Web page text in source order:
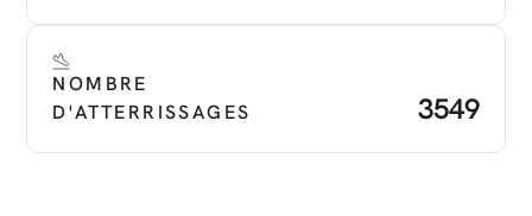
NOMBRE
D'ATTERRISSAGES
3549